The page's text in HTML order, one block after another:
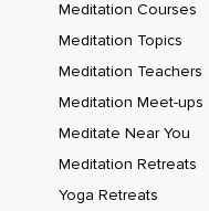
Freundschaft beginnt bei
Einmal machen wir das
Daumen und
Freundschaft.
Daumen und
Meditation Courses
Meditation Topics
Meditation Teachers
Meditation Meet-ups
Meditate Near You
Meditation Retreats
Yoga Retreats